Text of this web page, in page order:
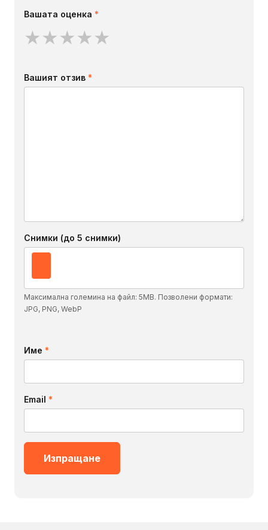
Вашата оценка *
★★★★★
Вашият отзив *
Снимки (до 5 снимки)
Максимална големина на файл: 5MB. Позволени формати:
JPG, PNG, WebP
Име *
Email *